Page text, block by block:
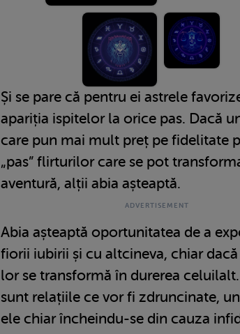
Și se pare că pentru ei astrele
apariția ispitelor la orice pas. Dacă
care pun mai mult preț pe fidelitate
„pas” flirturilor care se pot
aventură, alții abia așteaptă.
Abia așteaptă oportunitatea de a
fiorii iubirii și cu altcineva, chiar
lor se transformă în durerea
sunt relațiile ce vor fi zdruncinate,
ele chiar încheindu-se din cauza